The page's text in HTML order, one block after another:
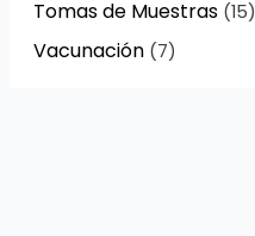
Tomas de Muestras(15)
Vacunación(7)